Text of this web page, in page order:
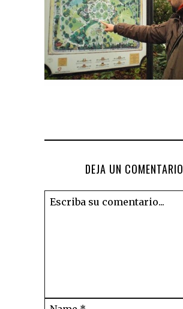
DEJA UN COMENTARIO